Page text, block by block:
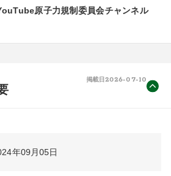
原子力規制委員会チャンネル
掲載日 2026-07-10
年09月05日